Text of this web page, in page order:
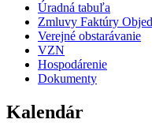
Úradná tabuľa
Zmluvy Faktúry
Verejné obstarávanie
VZN
Hospodárenie
Dokumenty
Kalendár